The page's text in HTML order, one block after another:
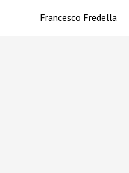
Francesco Fredella